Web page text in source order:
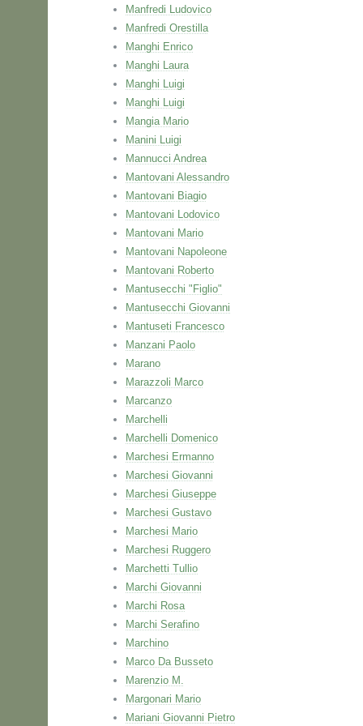
Manfredi Ludovico
Manfredi Orestilla
Manghi Enrico
Manghi Laura
Manghi Luigi
Manghi Luigi
Mangia Mario
Manini Luigi
Mannucci Andrea
Mantovani Alessandro
Mantovani Biagio
Mantovani Lodovico
Mantovani Mario
Mantovani Napoleone
Mantovani Roberto
Mantusecchi "Figlio"
Mantusecchi Giovanni
Mantuseti Francesco
Manzani Paolo
Marano
Marazzoli Marco
Marcanzo
Marchelli
Marchelli Domenico
Marchesi Ermanno
Marchesi Giovanni
Marchesi Giuseppe
Marchesi Gustavo
Marchesi Mario
Marchesi Ruggero
Marchetti Tullio
Marchi Giovanni
Marchi Rosa
Marchi Serafino
Marchino
Marco Da Busseto
Marenzio M.
Margonari Mario
Mariani Giovanni Pietro